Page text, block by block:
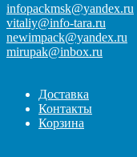
infopackmsk@yandex.ru
vitaliy@info-tara.ru
newimpack@yandex.ru
mirupak@inbox.ru
Доставка
Контакты
Корзина